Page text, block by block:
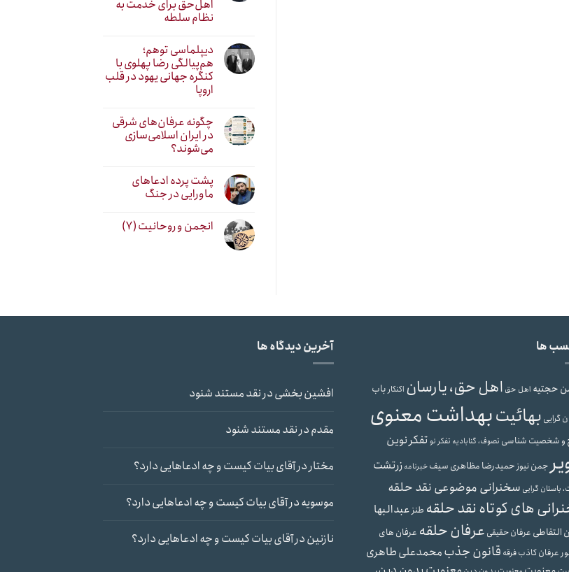
اهل‌حق برای خدمت به
نظام سلطه
دیپلماسی توهم؛
هم‌پیالگی رضا پهلوی با
کنگره جهانی یهود در قلب
اروپا
چگونه عرفان‌های شرقی
در ایران اسلامی‌سازی
می‌شوند؟
پشت پرده ادعاهای
ماورایی در جنگ
انجمن و روحانیت (۷)
ها
حجتیه اهل حق اهل حق، یارسان اکنکارباب
گرایی بهائیتبهداشت معنوی
و شخصیت شناسی تصوف، گنابادیه تفکر نوتفکر نوین
جمن نیوزحمیدرضا مظاهری سیفخبرنامهزرتشت
باستان گرایی سخنرانی موضوعی نقد حلقه
های کوتاه نقد حلقه طنزعبدالبها
التقاطی عرفان حقیقی عرفان حلقه عرفان های
عرفان کاذبفرقه قانون جذبمحمدعلی طاهری
آخرین دیدگاه ها
افشین بخشیدرنقد مستند شنود
مقدمدرنقد مستند شنود
مختاردرآقای بیات کیست و چه ادعاهایی دارد؟
موسویهدرآقای بیات کیست و چه ادعاهایی دارد؟
نازنیندرآقای بیات کیست و چه ادعاهایی دارد؟